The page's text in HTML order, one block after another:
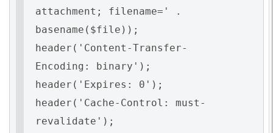
attachment; filename=' .
basename($file));
header('Content-Transfer-
Encoding: binary');
header('Expires: 0');
header('Cache-Control: must-
revalidate');